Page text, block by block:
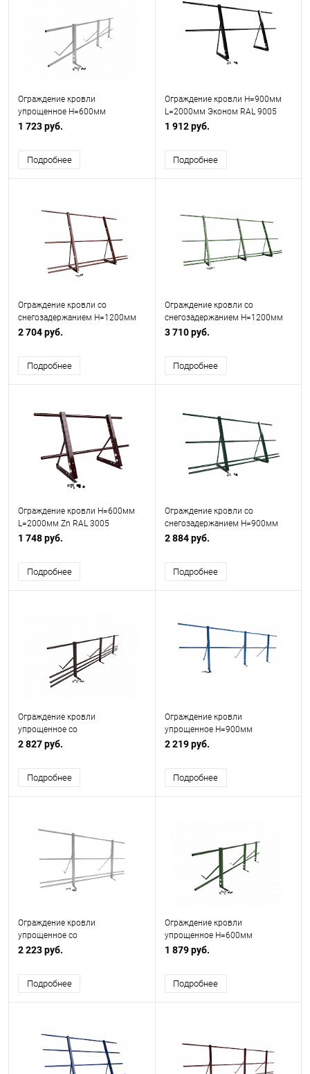
Ограждение кровли
упрощенное H=600мм
L=3000мм Эконом RAL 7004
1 723 руб.
Подробнее
Ограждение кровли H=900мм
L=2000мм Эконом RAL 9005
1 912 руб.
Подробнее
Ограждение кровли со
снегозадержанием H=1200мм
L=2000мм Оптимальное RAL
2 704 руб.
Подробнее
Ограждение кровли со
снегозадержанием H=1200мм
L=3000мм Эконом RAL 6002
3 710 руб.
Подробнее
Ограждение кровли H=600мм
L=2000мм Zn RAL 3005
1 748 руб.
Подробнее
Ограждение кровли со
снегозадержанием H=900мм
L=2000мм Zn RAL 6005
2 884 руб.
Подробнее
Ограждение кровли
упрощенное со
снегозадержанием H=600мм
2 827 руб.
Подробнее
Ограждение кровли
упрощенное H=900мм
L=3000мм Zn RAL 5005
2 219 руб.
Подробнее
Ограждение кровли
упрощенное со
снегозадержанием H=900мм
2 223 руб.
Подробнее
Ограждение кровли
упрощенное H=600мм
L=3000мм Zn RAL 6002
1 879 руб.
Подробнее